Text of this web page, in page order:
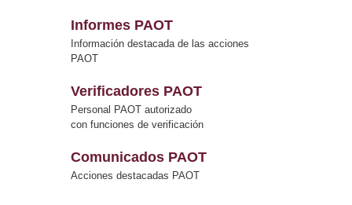
Informes PAOT
Información destacada de las acciones
PAOT
Verificadores PAOT
Personal PAOT autorizado
con funciones de verificación
Comunicados PAOT
Acciones destacadas PAOT